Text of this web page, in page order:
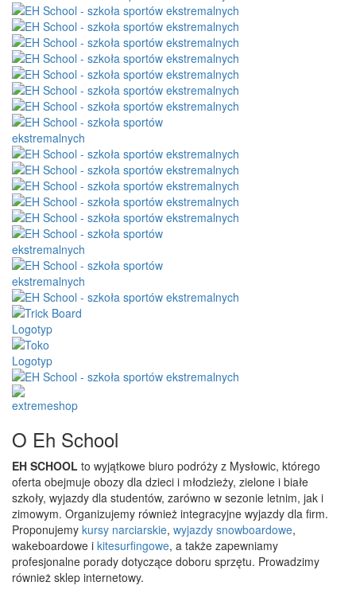
O Eh School
EH SCHOOL to wyjątkowe biuro podróży z Mysłowic, którego
oferta obejmuje obozy dla dzieci i młodzieży, zielone i białe
szkoły, wyjazdy dla studentów, zarówno w sezonie letnim, jak i
zimowym. Organizujemy również integracyjne wyjazdy dla firm.
Proponujemy kursy narciarskie, wyjazdy snowboardowe,
wakeboardowe i kitesurfingowe, a także zapewniamy
profesjonalne porady dotyczące doboru sprzętu. Prowadzimy
również sklep internetowy.